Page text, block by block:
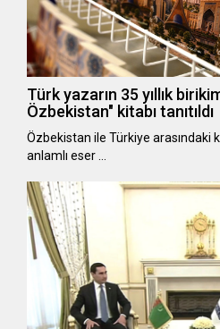
Türk yazarın 35 yıllık
Özbekistan" kitabı tanıtıldı
Özbekistan ile Türkiye arasındaki
anlamlı eser …